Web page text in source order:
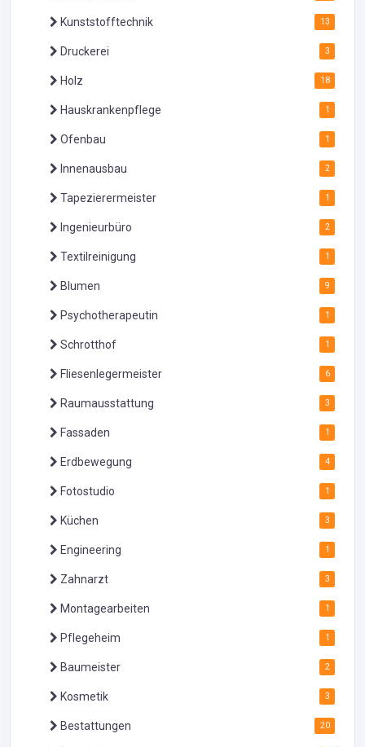
Kunststofftechnik 13
Druckerei 3
Holz 18
Hauskrankenpflege 1
Ofenbau 1
Innenausbau 2
Tapezierermeister 1
Ingenieurbüro 2
Textilreinigung 1
Blumen 9
Psychotherapeutin 1
Schrotthof 1
Fliesenlegermeister 6
Raumausstattung 3
Fassaden 1
Erdbewegung 4
Fotostudio 1
Küchen 3
Engineering 1
Zahnarzt 3
Montagearbeiten 1
Pflegeheim 1
Baumeister 2
Kosmetik 3
Bestattungen 20